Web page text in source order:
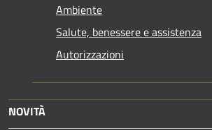
Ambiente
Salute, benessere e assistenza
Autorizzazioni
NOVITÀ